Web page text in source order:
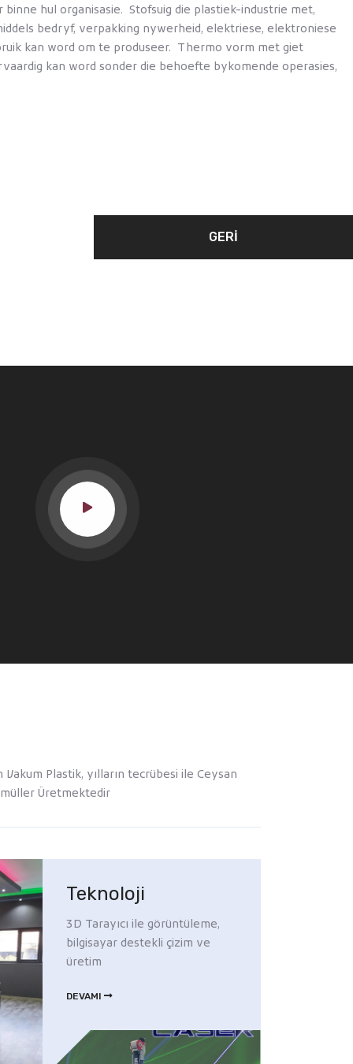
hul organisasie. Stofsuig die plastiek-industrie met,
bedryf, verpakking nywerheid, elektriese, elektroniese
kan word om te produseer. Thermo vorm met giet
kan word sonder die behoefte bykomende operasies,
GERI
Plastik, yılların tecrübesi ile Ceysan
Üretmektedir
Teknoloji
3D Tarayıcı ile görüntüleme,
bilgisayar destekli çizim ve
üretim
DEVAMI